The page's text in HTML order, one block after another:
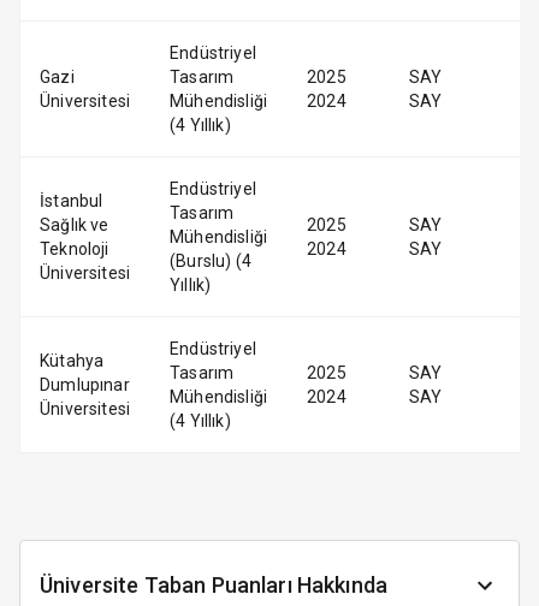
Gazi
Üniversitesi
Endüstriyel
Tasarım
Mühendisliği
(4 Yıllık)
2025
2024
SAY
SAY
İstanbul
Sağlık ve
Teknoloji
Üniversitesi
Endüstriyel
Tasarım
Mühendisliği
(Burslu) (4
Yıllık)
2025
2024
SAY
SAY
Kütahya
Dumlupınar
Üniversitesi
Endüstriyel
Tasarım
Mühendisliği
(4 Yıllık)
2025
2024
SAY
SAY
Üniversite Taban Puanları Hakkında